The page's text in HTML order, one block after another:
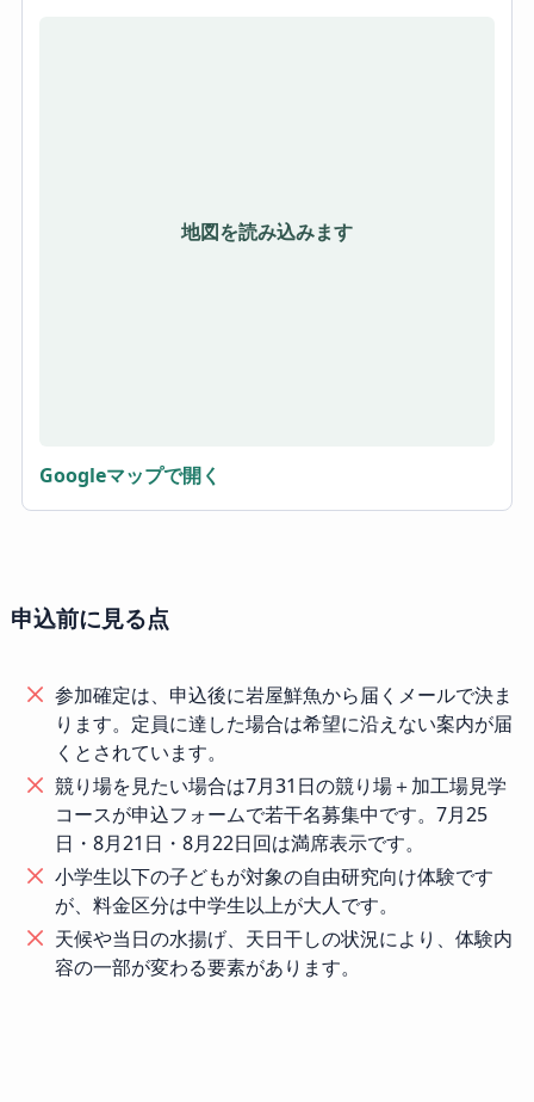
地図を読み込みます
Googleマップで開く
申込前に見る点
参加確定は、申込後に岩屋鮮魚から届くメールで決ま
ります。定員に達した場合は希望に沿えない案内が届
くとされています。
競り場を見たい場合は7月31日の競り場＋加工場見学
コースが申込フォームで若干名募集中です。7月25
日・8月21日・8月22日回は満席表示です。
小学生以下の子どもが対象の自由研究向け体験です
が、料金区分は中学生以上が大人です。
天候や当日の水揚げ、天日干しの状況により、体験内
容の一部が変わる要素があります。